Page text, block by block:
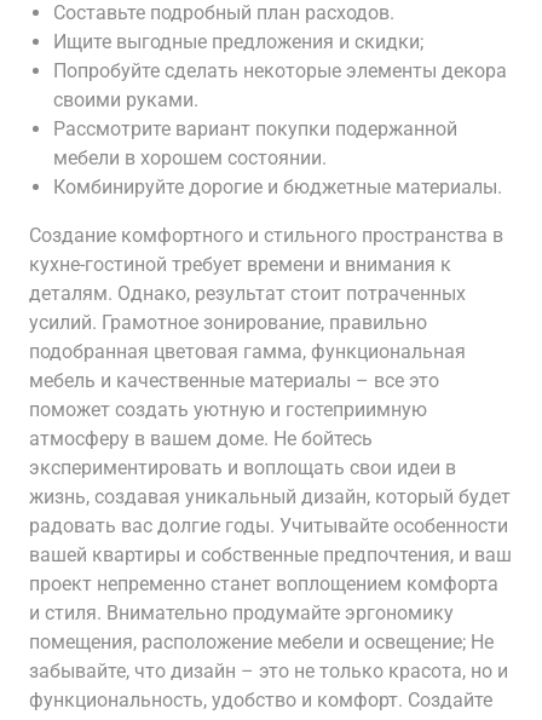
Составьте подробный план расходов.
Ищите выгодные предложения и скидки;
Попробуйте сделать некоторые элементы декора
своими руками.
Рассмотрите вариант покупки подержанной
мебели в хорошем состоянии.
Комбинируйте дорогие и бюджетные материалы.
Создание комфортного и стильного пространства в
кухне-гостиной требует времени и внимания к
деталям. Однако, результат стоит потраченных
усилий. Грамотное зонирование, правильно
подобранная цветовая гамма, функциональная
мебель и качественные материалы – все это
поможет создать уютную и гостеприимную
атмосферу в вашем доме. Не бойтесь
экспериментировать и воплощать свои идеи в
жизнь, создавая уникальный дизайн, который будет
радовать вас долгие годы. Учитывайте особенности
вашей квартиры и собственные предпочтения, и ваш
проект непременно станет воплощением комфорта
и стиля. Внимательно продумайте эргономику
помещения, расположение мебели и освещение; Не
забывайте, что дизайн – это не только красота, но и
функциональность, удобство и комфорт. Создайте